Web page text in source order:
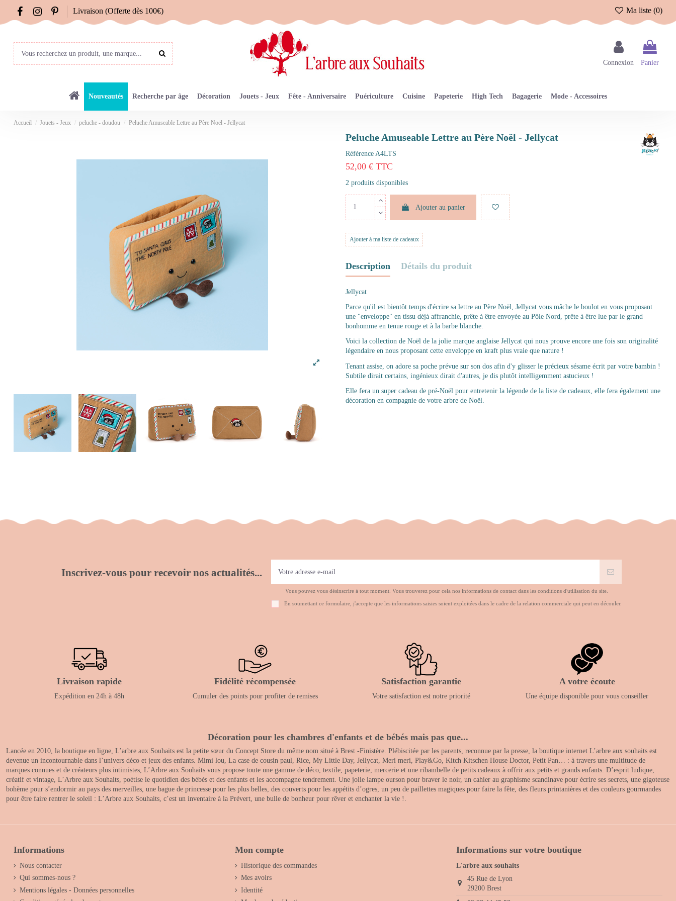
Livraison (Offerte dès 100€) Ma liste (0)
Connexion Panier
Nouveautés Recherche par âge Décoration Jouets - Jeux Fête - Anniversaire Puériculture Cuisine Papeterie High Tech Bagagerie Mode - Accessoires
Accueil Jouets - Jeux peluche - doudou Peluche Amuseable Lettre au Père Noël - Jellycat
Peluche Amuseable Lettre au Père Noël - Jellycat
Référence A4LTS
52,00 € TTC
2 produits disponibles
Ajouter au panier
Ajouter à ma liste de cadeaux
Description Détails du produit
Jellycat
Parce qu'il est bientôt temps d'écrire sa lettre au Père Noël, Jellycat vous mâche le boulot en vous proposant
une "enveloppe" en tissu déjà affranchie, prête à être envoyée au Pôle Nord, prête à être lue par le grand
bonhomme en tenue rouge et à la barbe blanche.
Voici la collection de Noël de la jolie marque anglaise Jellycat qui nous prouve encore une fois son originalité
légendaire en nous proposant cette enveloppe en kraft plus vraie que nature !
Tenant assise, on adore sa poche prévue sur son dos afin d'y glisser le précieux sésame écrit par votre bambin !
Subtile dirait certains, ingénieux dirait d'autres, je dis plutôt intelligemment astucieux !
Elle fera un super cadeau de pré-Noël pour entretenir la légende de la liste de cadeaux, elle fera également une
décoration en compagnie de votre arbre de Noël.
Inscrivez-vous pour recevoir nos actualités...
Vous pouvez vous désinscrire à tout moment. Vous trouverez pour cela nos informations de contact dans les conditions d'utilisation du site.
En soumettant ce formulaire, j'accepte que les informations saisies soient exploitées dans le cadre de la relation commerciale qui peut en découler.
Livraison rapide
Expédition en 24h à 48h
Fidélité récompensée
Cumuler des points pour profiter de remises
Satisfaction garantie
Votre satisfaction est notre priorité
A votre écoute
Une équipe disponible pour vous conseiller
Décoration pour les chambres d'enfants et de bébés mais pas que...
Lancée en 2010, la boutique en ligne, L’arbre aux Souhaits est la petite sœur du Concept Store du même nom situé à Brest -Finistère. Plébiscitée par les parents, reconnue par la presse, la boutique internet L’arbre aux souhaits est
devenue un incontournable dans l’univers déco et jeux des enfants. Mimi lou, La case de cousin paul, Rice, My Little Day, Jellycat, Meri meri, Play&Go, Kitch Kitschen House Doctor, Petit Pan… : à travers une multitude de
marques connues et de créateurs plus intimistes, L’Arbre aux Souhaits vous propose toute une gamme de déco, textile, papeterie, mercerie et une ribambelle de petits cadeaux à offrir aux petits et grands enfants. D’esprit ludique,
créatif et vintage, L’Arbre aux Souhaits, poétise le quotidien des bébés et des enfants et les accompagne tendrement. Une jolie lampe ourson pour braver le noir, un cahier au graphisme scandinave pour écrire ses secrets, une gigoteuse
bohème pour s’endormir au pays des merveilles, une bague de princesse pour les plus belles, des couverts pour les appétits d’ogres, un peu de paillettes magiques pour faire la fête, des fleurs printanières et des couleurs gourmandes
pour être faire rentrer le soleil : L’Arbre aux Souhaits, c’est un inventaire à la Prévert, une bulle de bonheur pour rêver et enchanter la vie !.
Informations
Nous contacter
Qui sommes-nous ?
Mentions légales - Données personnelles
Mon compte
Historique des commandes
Mes avoirs
Identité
Informations sur votre boutique
L'arbre aux souhaits
45 Rue de Lyon
29200 Brest